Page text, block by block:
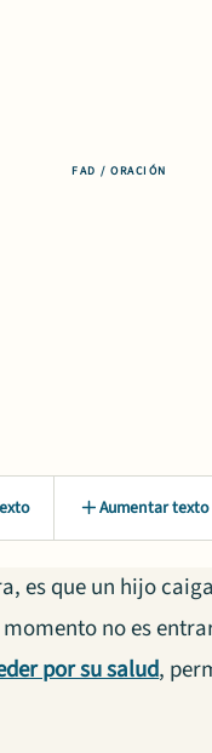
FAD / ORACIÓN
Aumentar texto
es que un hijo
no es
por su salud,